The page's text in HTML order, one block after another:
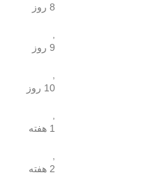
8 روز
9 روز
10 روز
1 هفته
2 هفته